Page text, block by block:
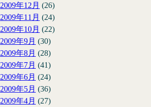
2009年12月 (26)
2009年11月 (24)
2009年10月 (22)
2009年9月 (30)
2009年8月 (28)
2009年7月 (41)
2009年6月 (24)
2009年5月 (36)
2009年4月 (27)